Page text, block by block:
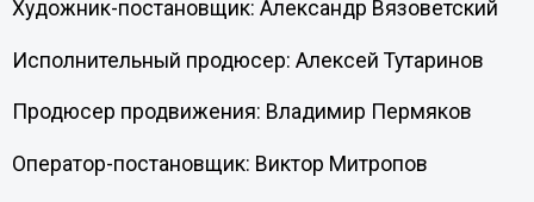
Художник-постановщик: Александр Вязоветский
Исполнительный продюсер: Алексей Тутаринов
Продюсер продвижения: Владимир Пермяков
Оператор-постановщик: Виктор Митропов